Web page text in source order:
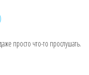
просто что-то прослушать.